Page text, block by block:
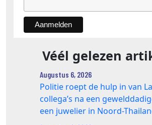
Véél gelezen
Augustus 6, 2026
Politie roept de hulp in van
collega’s na een
een juwelier in Noord-